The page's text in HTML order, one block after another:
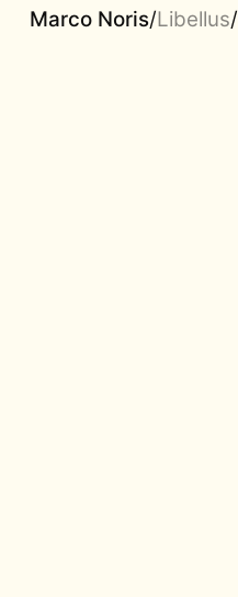
Marco Noris/Libellus/